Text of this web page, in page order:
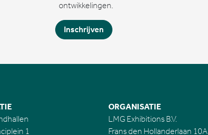
ontwikkelingen.
Inschrijven
1
ORGANISATIE
LMG Exhibitions B.V.
Frans den Hollanderlaan 10A